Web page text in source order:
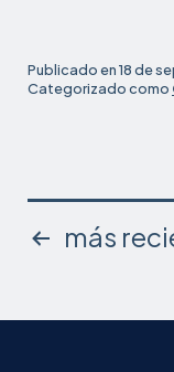
Publicado en18 de
Categorizado como
más